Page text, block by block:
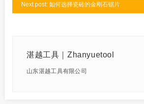
Next post: 如何选择瓷砖的金刚石锯片
湛越工具｜Zhanyuetool
山东湛越工具有限公司